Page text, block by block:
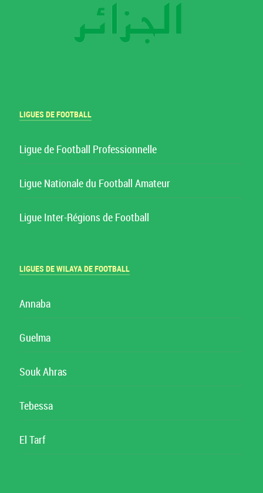
LIGUES DE FOOTBALL
Ligue de Football Professionnelle
Ligue Nationale du Football Amateur
Ligue Inter-Régions de Football
LIGUES DE WILAYA DE FOOTBALL
Annaba
Guelma
Souk Ahras
Tebessa
El Tarf